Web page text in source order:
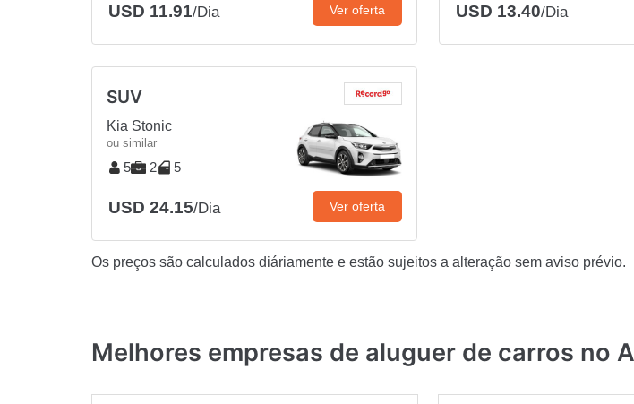
USD 11.91/Dia Ver oferta USD 13.40/Dia
SUV
Kia Stonic
ou similar
5 2 5
USD 24.15/Dia Ver oferta
Os preços são calculados diáriamente e estão sujeitos a alteração sem aviso prévio.
Melhores empresas de aluguer de carros no